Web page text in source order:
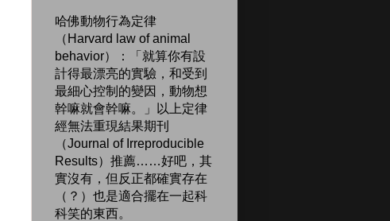
哈佛動物行為定律
（Harvard law of animal
behavior）：「就算你有設
計得最漂亮的實驗，和受到
最細心控制的變因，動物想
幹嘛就會幹嘛。」以上定律
經無法重現結果期刊
（Journal of Irreproducible
Results）推薦……好吧，其
實沒有，但反正都確實存在
（？）也是適合擺在一起科
科笑的東西。